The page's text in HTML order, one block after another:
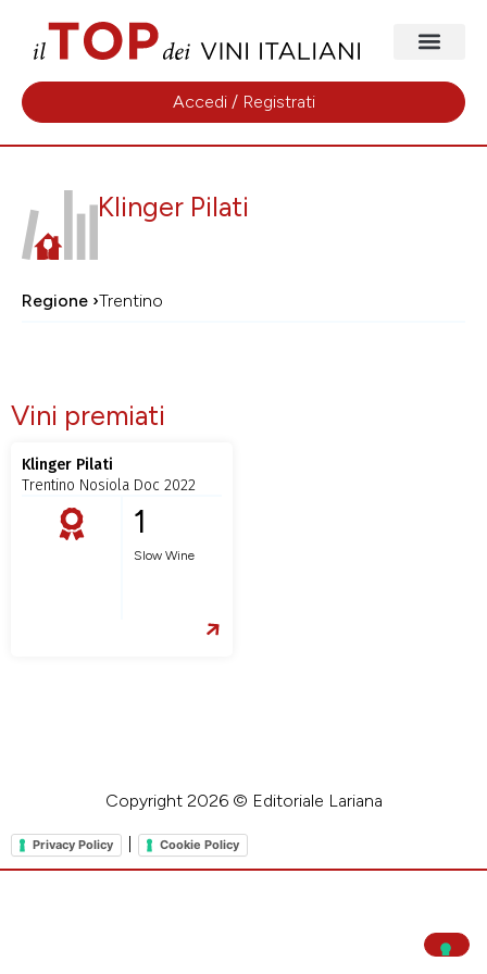
Accedi / Registrati
Klinger Pilati
Regione ›Trentino
Vini premiati
Klinger Pilati
Trentino Nosiola Doc 2022
1
Slow Wine
Copyright 2026 © Editoriale Lariana
Privacy Policy Cookie Policy